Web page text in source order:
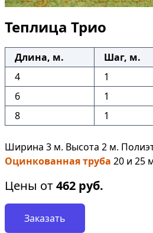
Теплица Трио
Длина, м. Шаг, м.
4
1
6
1
8
1
Ширина 3 м. Высота 2 м.
Оцинкованная труба 20 и 25
Цены от462 руб.
Заказать